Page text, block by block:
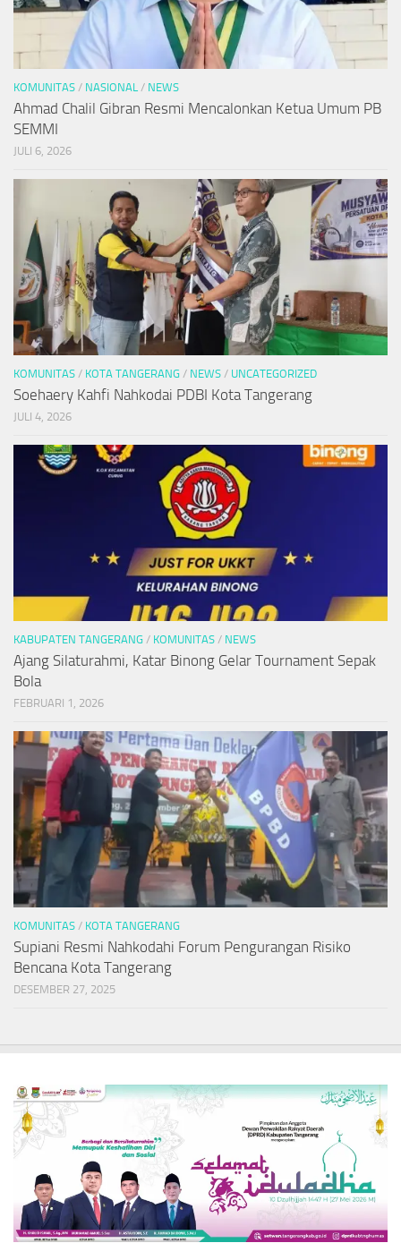
KOMUNITAS / NASIONAL / NEWS
Ahmad Chalil Gibran Resmi Mencalonkan Ketua Umum PB
SEMMI
JULI 6, 2026
KOMUNITAS / KOTA TANGERANG / NEWS / UNCATEGORIZED
Soehaery Kahfi Nahkodai PDBI Kota Tangerang
JULI 4, 2026
KABUPATEN TANGERANG / KOMUNITAS / NEWS
Ajang Silaturahmi, Katar Binong Gelar Tournament Sepak
Bola
FEBRUARI 1, 2026
KOMUNITAS / KOTA TANGERANG
Supiani Resmi Nahkodahi Forum Pengurangan Risiko
Bencana Kota Tangerang
DESEMBER 27, 2025